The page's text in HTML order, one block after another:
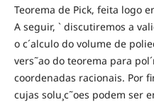
Teorema de Pick, feita logo
A seguir, ` discutiremos a
o c´alculo do volume de
vers˜ao do teorema para
coordenadas racionais. Por
cujas solu¸c˜oes podem ser